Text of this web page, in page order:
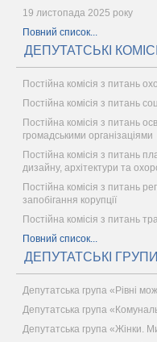
19 листопада 2025 року
Повний список...
ДЕПУТАТСЬКІ КОМІСІЇ
Постійна комісія з питань
Постійна комісія з питань
Постійна комісія з питань
громадськими організаціями
Постійна комісія з питань
дизайну, архітектури та
Постійна комісія з питань
запобігання корупції
Постійна комісія з питань
Повний список...
ДЕПУТАТСЬКІ ГРУПИ
Депутатська група «Рівні
Депутатська група
Депутатська група «Жінки.